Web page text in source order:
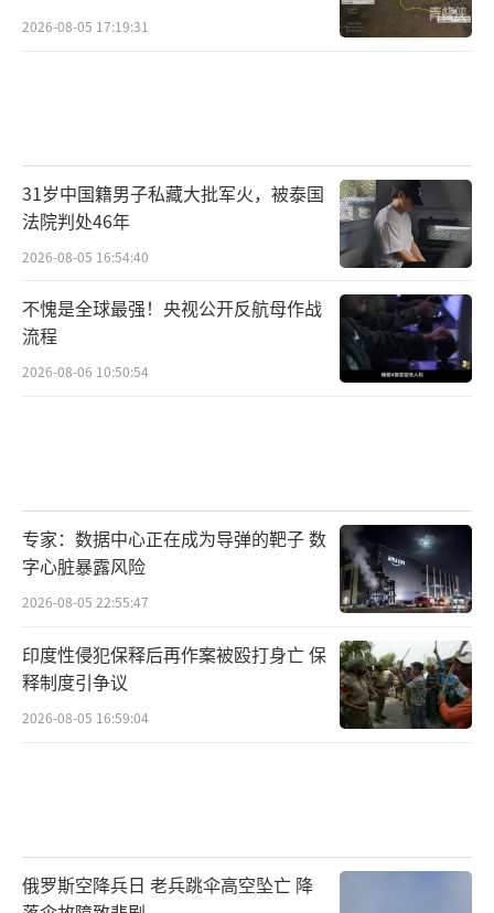
2026-08-05 17:19:31
31岁中国籍男子私藏大批军火，被泰国
法院判处46年
2026-08-05 16:54:40
不愧是全球最强！央视公开反航母作战
流程
2026-08-06 10:50:54
专家：数据中心正在成为导弹的靶子 数
字心脏暴露风险
2026-08-05 22:55:47
印度性侵犯保释后再作案被殴打身亡 保
释制度引争议
2026-08-05 16:59:04
俄罗斯空降兵日 老兵跳伞高空坠亡 降